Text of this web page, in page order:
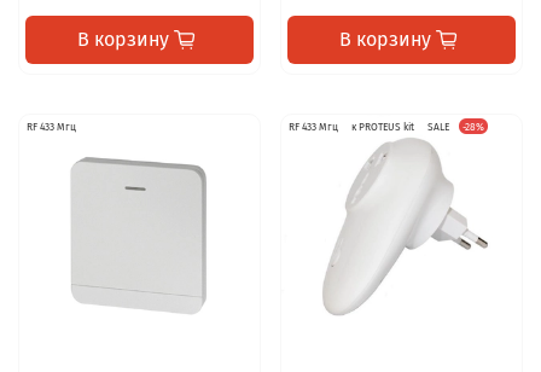
В корзину В корзину
RF 433 Мгц RF 433 Мгц к PROTEUS kit SALE -28%